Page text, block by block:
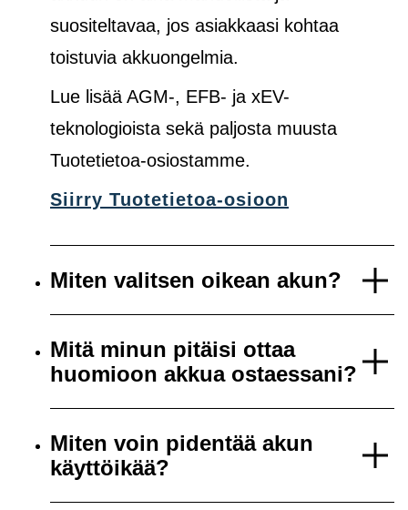
suositeltavaa, jos asiakkaasi kohtaa
toistuvia akkuongelmia.
Lue lisää AGM-, EFB- ja xEV-
teknologioista sekä paljosta muusta
Tuotetietoa-osiostamme.
Siirry Tuotetietoa-osioon
Miten valitsen oikean akun?
Mitä minun pitäisi ottaa
huomioon akkua ostaessani?
Miten voin pidentää akun
käyttöikää?